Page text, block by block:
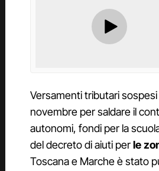
Versamenti tributari
novembre per saldare il
autonomi, fondi per la
del decreto di aiuti perle
Toscana e Marche è stato